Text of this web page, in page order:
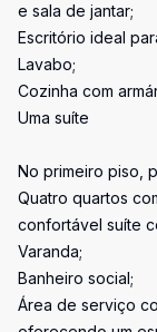
e sala de jantar;
Escritório ideal
Lavabo;
Cozinha com
Uma suíte
No primeiro piso,
Quatro quartos
confortável suíte
Varanda;
Banheiro social;
Área de serviço